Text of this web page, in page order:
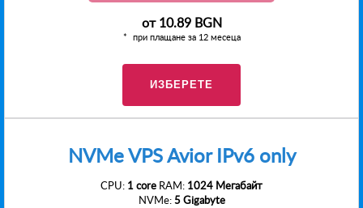
от10.89 BGN
при плащане за 12 месеца
ИЗБЕРЕТЕ
NVMe VPS Avior IPv6 only
CPU: 1 core RAM: 1024 Мегабайт
NVMe:5 Gigabyte